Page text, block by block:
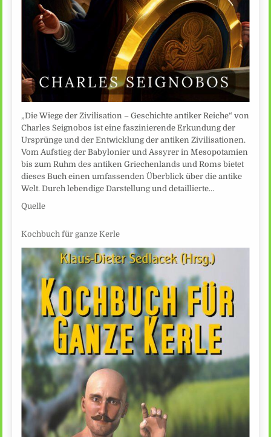
„Die Wiege der Zivilisation – Geschichte antiker Reiche“ von
Charles Seignobos ist eine faszinierende Erkundung der
Ursprünge und der Entwicklung der antiken Zivilisationen.
Vom Aufstieg der Babylonier und Assyrer in Mesopotamien
bis zum Ruhm des antiken Griechenlands und Roms bietet
dieses Buch einen umfassenden Überblick über die antike
Welt. Durch lebendige Darstellung und detaillierte…
Quelle
Kochbuch für ganze Kerle